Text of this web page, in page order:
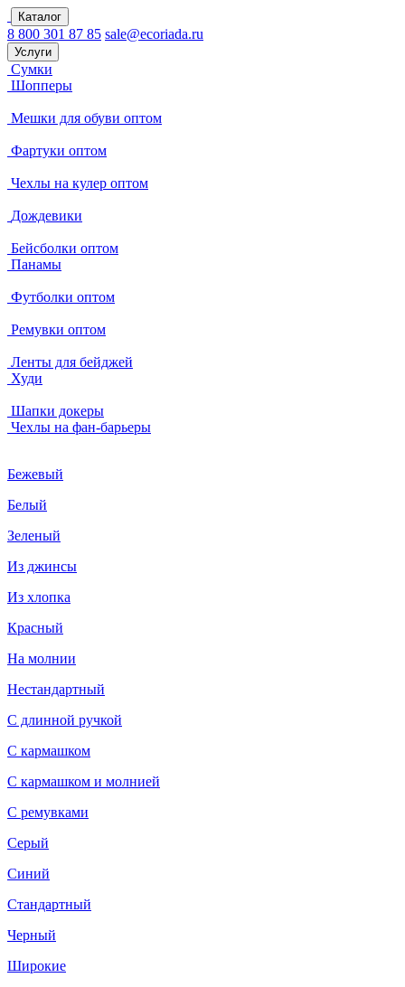
Каталог
8 800 301 87 85 sale@ecoriada.ru
Услуги
Сумки
Шопперы
Мешки для обуви оптом
Фартуки оптом
Чехлы на кулер оптом
Дождевики
Бейсболки оптом
Панамы
Футболки оптом
Ремувки оптом
Ленты для бейджей
Худи
Шапки докеры
Чехлы на фан-барьеры
Бежевый
Белый
Зеленый
Из джинсы
Из хлопка
Красный
На молнии
Нестандартный
С длинной ручкой
С кармашком
С кармашком и молнией
С ремувками
Серый
Синий
Стандартный
Черный
Широкие